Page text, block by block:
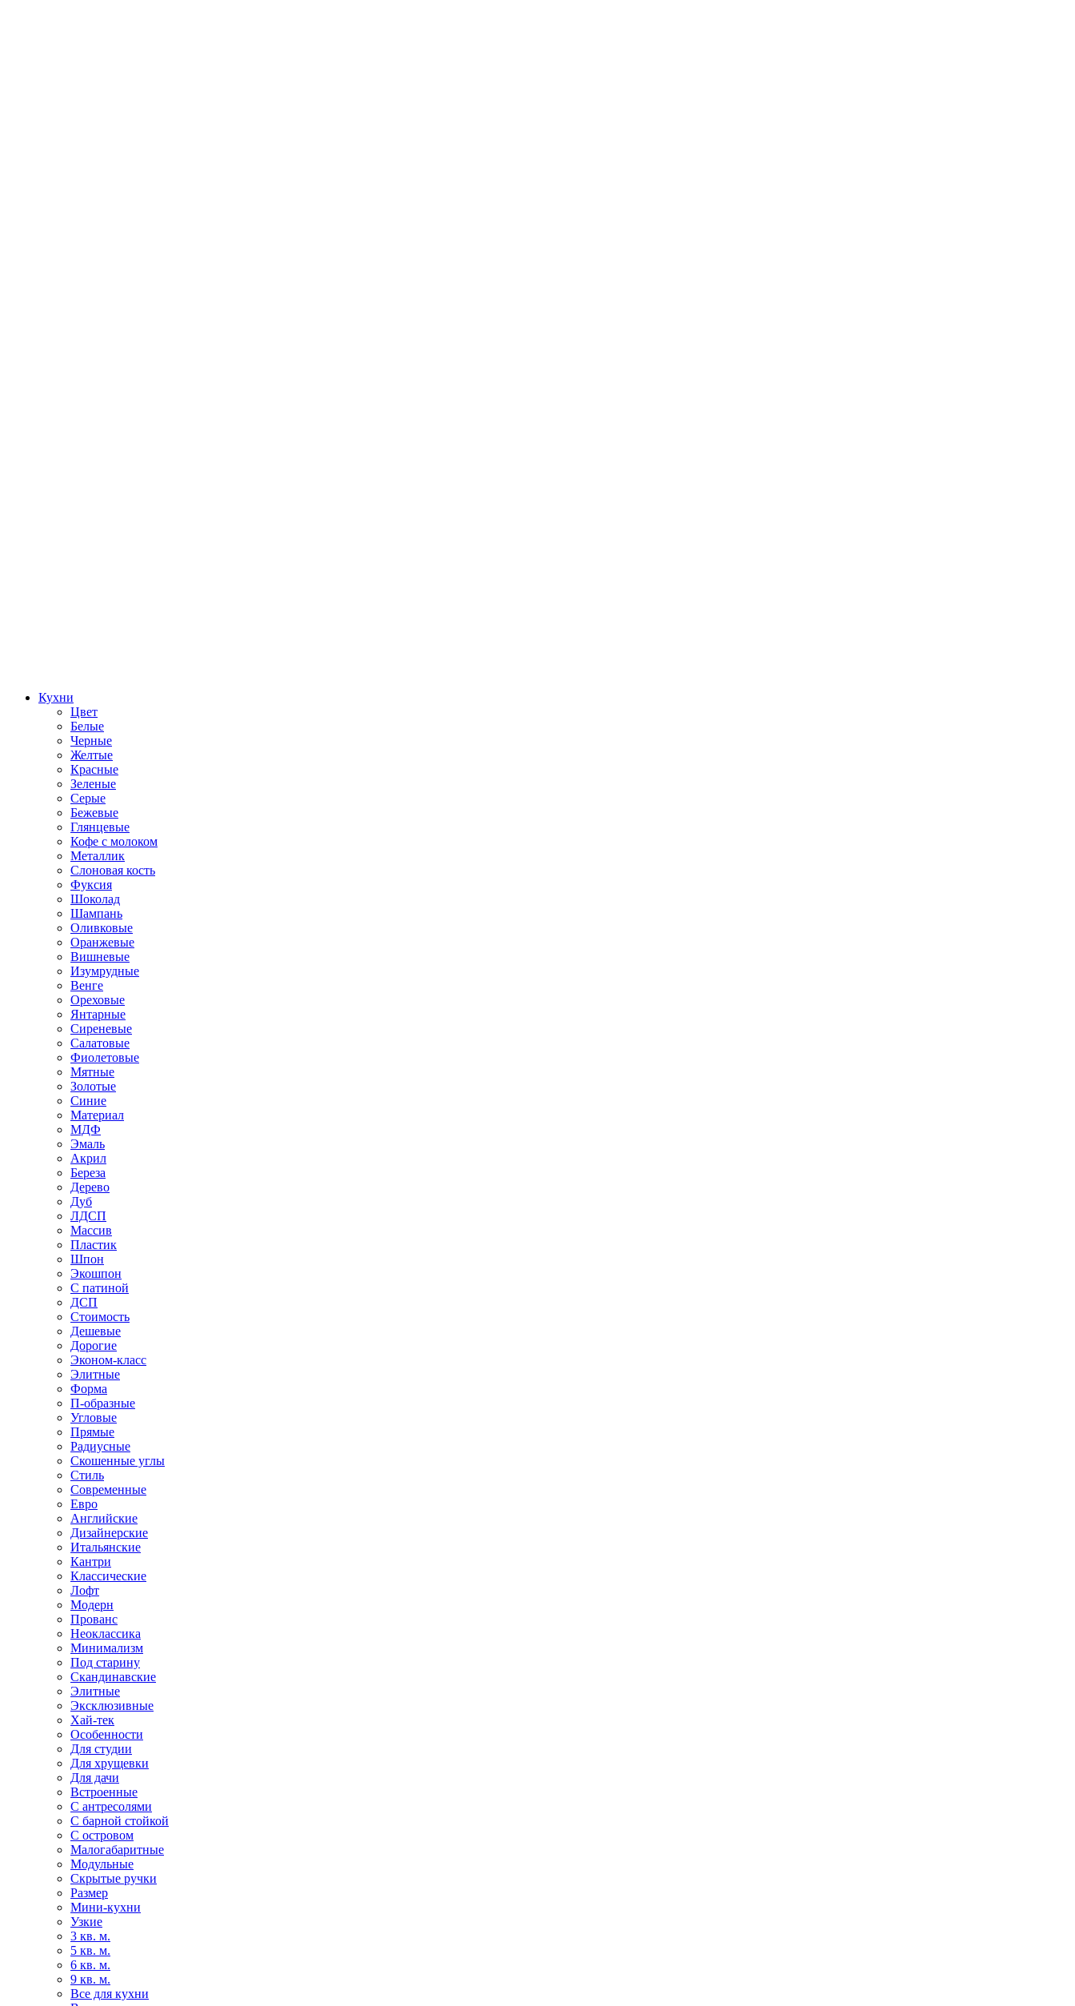
Кухни
Цвет
Белые
Черные
Желтые
Красные
Зеленые
Серые
Бежевые
Глянцевые
Кофе с молоком
Металлик
Слоновая кость
Фуксия
Шоколад
Шампань
Оливковые
Оранжевые
Вишневые
Изумрудные
Венге
Ореховые
Янтарные
Сиреневые
Салатовые
Фиолетовые
Мятные
Золотые
Синие
Материал
МДФ
Эмаль
Акрил
Береза
Дерево
Дуб
ЛДСП
Массив
Пластик
Шпон
Экошпон
С патиной
ДСП
Стоимость
Дешевые
Дорогие
Эконом-класс
Элитные
Форма
П-образные
Угловые
Прямые
Радиусные
Скошенные углы
Стиль
Современные
Евро
Английские
Дизайнерские
Итальянские
Кантри
Классические
Лофт
Модерн
Прованс
Неоклассика
Минимализм
Под старину
Скандинавские
Элитные
Эксклюзивные
Хай-тек
Особенности
Для студии
Для хрущевки
Для дачи
Встроенные
С антресолями
С барной стойкой
С островом
Малогабаритные
Модульные
Скрытые ручки
Размер
Мини-кухни
Узкие
3 кв. м.
5 кв. м.
6 кв. м.
9 кв. м.
Все для кухни